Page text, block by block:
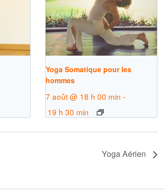
Yoga Somatique pour les
hommes
7 août @ 18 h 00 min -
19 h 30 min
Yoga Aérien